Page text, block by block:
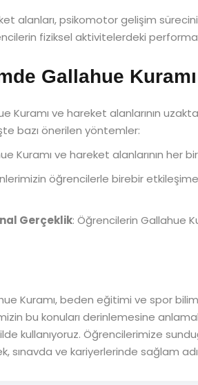
alanları, psikomotor gelişim
fiziksel aktivitelerdeki
Gallahue
Kuramı ve hareket alanlarının
bazı önerilen yöntemler:
Kuramı ve hareket alanlarının her
öğrencilerle birebir etkileşime
Gerçeklik: Öğrencilerin Gallahue
Kuramı, beden eğitimi ve spor
bu konuları derinlemesine
kullanıyoruz. Öğrencilerimize
sınavda ve kariyerlerinde sağlam